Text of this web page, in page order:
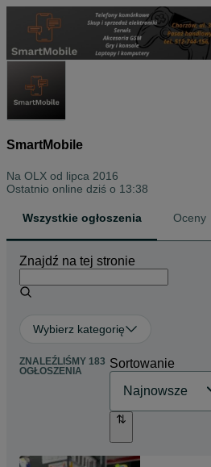
SmartMobile
Na OLX od lipca 2016
Ostatnio online dziś o 13:38
Wszystkie ogłoszenia Oceny
Znajdź na tej stronie
Wybierz kategorię
ZNALEŹLIŚMY 183
OGŁOSZENIA
Sortowanie